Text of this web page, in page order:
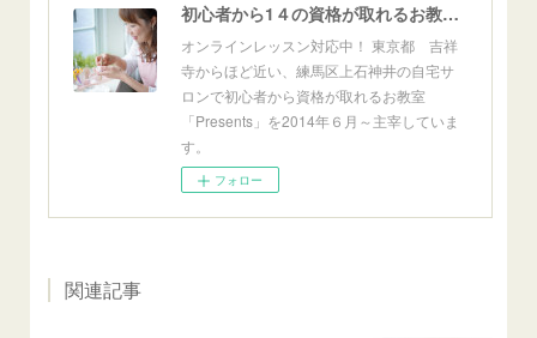
初心者から1４の資格が取れるお教室「Presents」東京自宅サロン＆オンライン
オンラインレッスン対応中！ 東京都 吉祥
寺からほど近い、練馬区上石神井の自宅サ
ロンで初心者から資格が取れるお教室
「Presents」を2014年６月～主宰していま
す。
フォロー
関連記事